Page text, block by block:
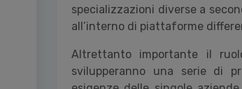
specializzazioni diverse a
all’interno di piattaforme
Altrettanto importante il
svilupperanno una serie di